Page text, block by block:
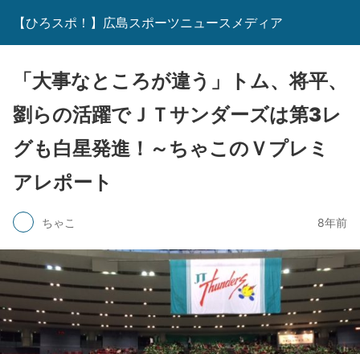
【ひろスポ！】広島スポーツニュースメディア
「大事なところが違う」トム、将平、
劉らの活躍でＪＴサンダーズは第3レ
グも白星発進！～ちゃこのＶプレミ
アレポート
ちゃこ 8年前